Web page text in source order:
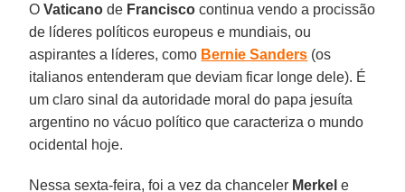
OVaticano de Francisco continua vendo a procissão
de líderes políticos europeus e mundiais, ou
aspirantes a líderes, como Bernie Sanders (os
italianos entenderam que deviam ficar longe dele). É
um claro sinal da autoridade moral do papa jesuíta
argentino no vácuo político que caracteriza o mundo
ocidental hoje.
Nessa sexta-feira, foi a vez da chanceler Merkel e